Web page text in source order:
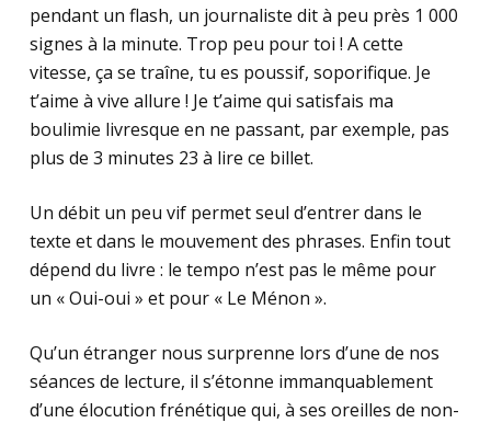
pendant un flash, un journaliste dit à peu près 1 000
signes à la minute. Trop peu pour toi ! A cette
vitesse, ça se traîne, tu es poussif, soporifique. Je
t’aime à vive allure ! Je t’aime qui satisfais ma
boulimie livresque en ne passant, par exemple, pas
plus de 3 minutes 23 à lire ce billet.
Un débit un peu vif permet seul d’entrer dans le
texte et dans le mouvement des phrases. Enfin tout
dépend du livre : le tempo n’est pas le même pour
un « Oui-oui » et pour « Le Ménon ».
Qu’un étranger nous surprenne lors d’une de nos
séances de lecture, il s’étonne immanquablement
d’une élocution frénétique qui, à ses oreilles de non-